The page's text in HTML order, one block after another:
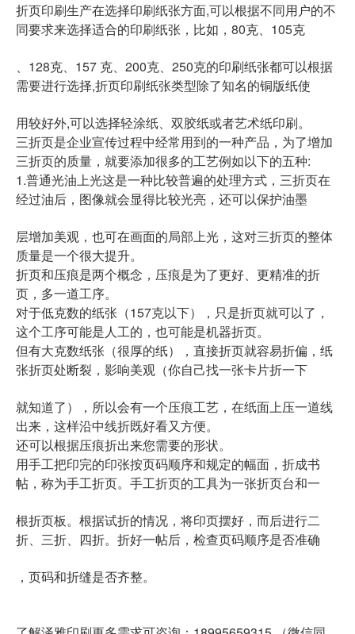
折页印刷生产在选择印刷纸张方面,可以根据不同用户的不
同要求来选择适合的印刷纸张，比如，80克、105克
、128克、157 克、200克、250克的印刷纸张都可以根据
需要进行选择,折页印刷纸张类型除了知名的铜版纸使
用较好外,可以选择轻涂纸、双胶纸或者艺术纸印刷。
三折页是企业宣传过程中经常用到的一种产品，为了增加
三折页的质量，就要添加很多的工艺例如以下的五种:
1.普通光油上光这是一种比较普遍的处理方式，三折页在
经过油后，图像就会显得比较光亮，还可以保护油墨
层增加美观，也可在画面的局部上光，这对三折页的整体
质量是一个很大提升。
折页和压痕是两个概念，压痕是为了更好、更精准的折
页，多一道工序。
对于低克数的纸张（157克以下），只是折页就可以了，
这个工序可能是人工的，也可能是机器折页。
但有大克数纸张（很厚的纸），直接折页就容易折偏，纸
张折页处断裂，影响美观（你自己找一张卡片折一下
就知道了），所以会有一个压痕工艺，在纸面上压一道线
出来，这样沿中线折既好看又方便。
还可以根据压痕折出来您需要的形状。
用手工把印完的印张按页码顺序和规定的幅面，折成书
帖，称为手工折页。手工折页的工具为一张折页台和一
根折页板。根据试折的情况，将印页摆好，而后进行二
折、三折、四折。折好一帖后，检查页码顺序是否准确
，页码和折缝是否齐整。